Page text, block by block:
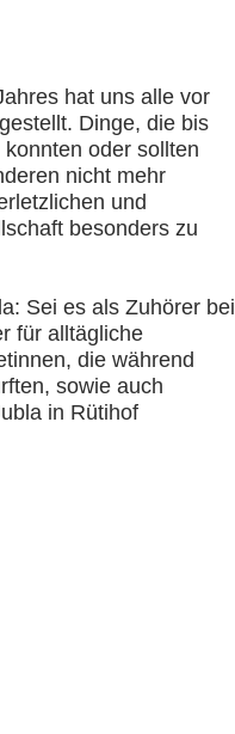
hat uns alle vor
Dinge, die bis
oder sollten
nicht mehr
und
besonders zu
Sei es als Zuhörer bei
für alltägliche
die während
sowie auch
in Rütihof